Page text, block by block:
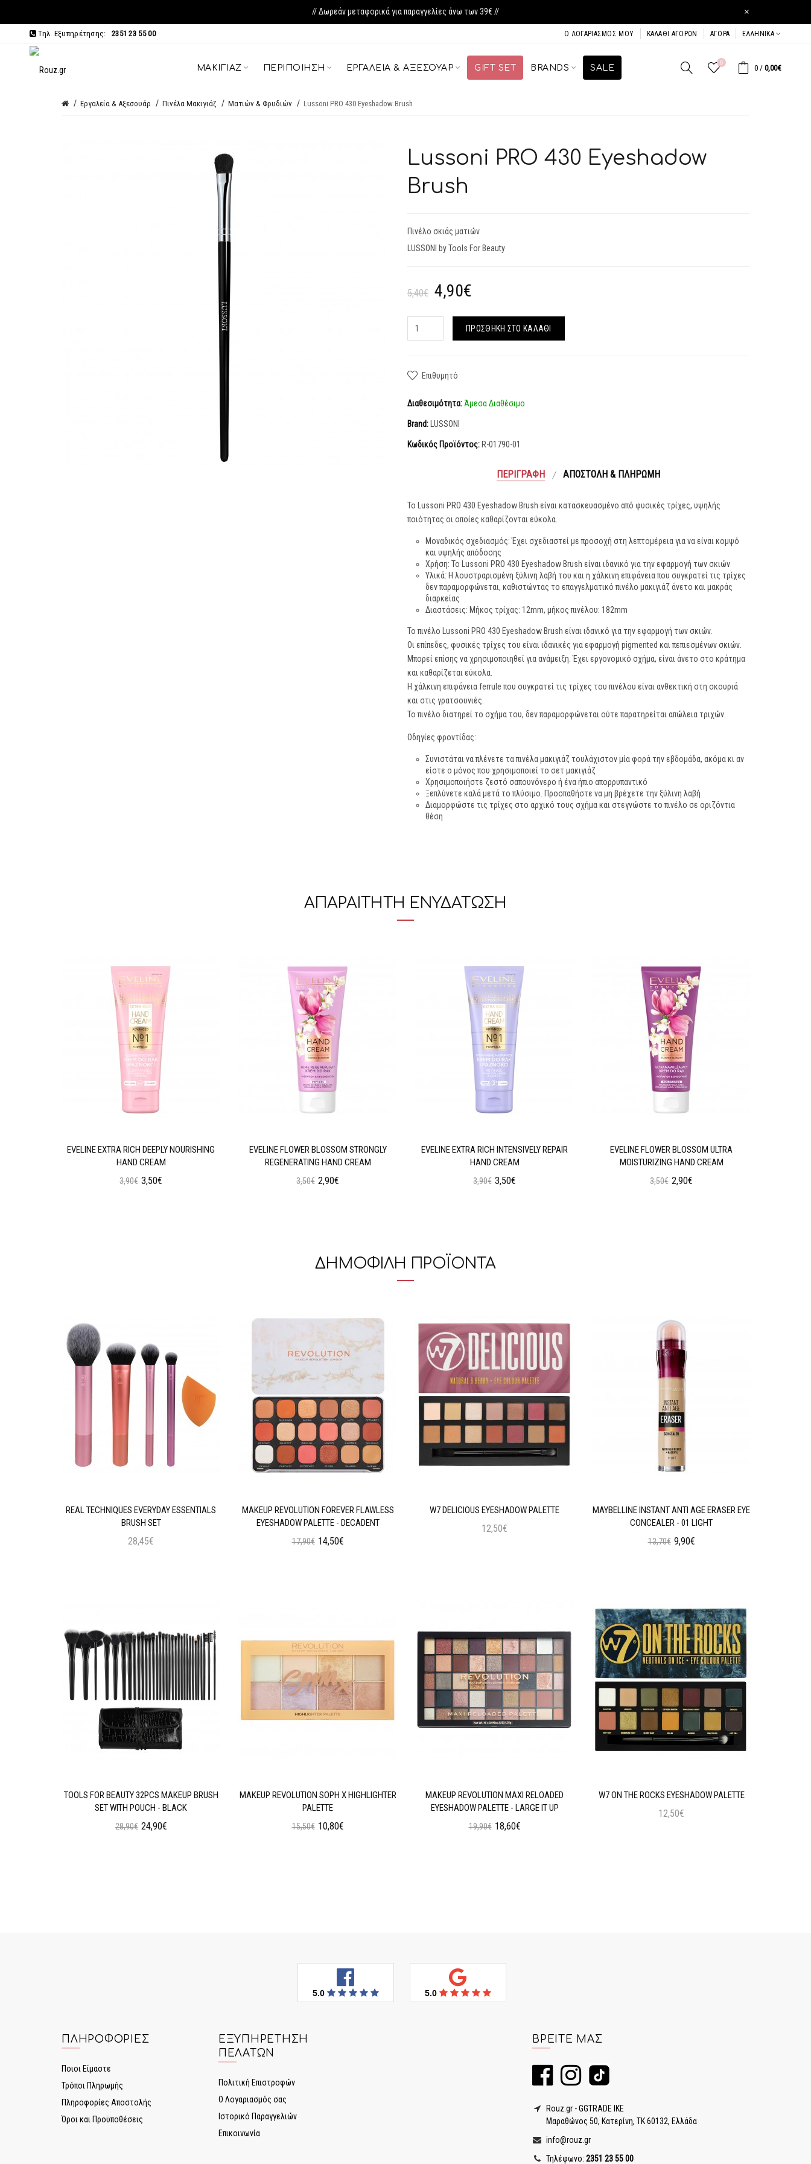
// Δωρεάν μεταφορικά για παραγγελίες άνω των 39€ // ×
Τηλ. Εξυπηρέτησης: 2351 23 55 00 Ο ΛΟΓΑΡΙΑΣΜΌΣ ΜΟΥ ΚΑΛΆΘΙ ΑΓΟΡΏΝ ΑΓΟΡΆ ΕΛΛΗΝΙΚΆ
ΜΑΚΙΓΙΆΖ ΠΕΡΙΠΟΊΗΣΗ ΕΡΓΑΛΕΊΑ & ΑΞΕΣΟΥΆΡ GIFT SET BRANDS SALE
0
0 / 0,00€
Εργαλεία & Αξεσουάρ Πινέλα Μακιγιάζ Ματιών & Φρυδιών Lussoni PRO 430 Eyeshadow Brush
Lussoni PRO 430 Eyeshadow
Brush
Πινέλο σκιάς ματιών
LUSSONI by Tools For Beauty
5,40€ 4,90€
ΠΡΟΣΘΉΚΗ ΣΤΟ ΚΑΛΆΘΙ
Επιθυμητό
Διαθεσιμότητα: Άμεσα Διαθέσιμο
Brand: LUSSONI
Κωδικός Προϊόντος: R-01790-01
ΠΕΡΙΓΡΑΦΉ ΑΠΟΣΤΟΛΉ & ΠΛΗΡΩΜΉ
Το Lussoni PRO 430 Eyeshadow Brush είναι κατασκευασμένο από φυσικές τρίχες, υψηλής
ποιότητας οι οποίες καθαρίζονται εύκολα.
Μοναδικός σχεδιασμός: Έχει σχεδιαστεί με προσοχή στη λεπτομέρεια για να είναι κομψό
και υψηλής απόδοσης
Χρήση: Το Lussoni PRO 430 Eyeshadow Brush είναι ιδανικό για την εφαρμογή των σκιών
Υλικά: Η λουστραρισμένη ξύλινη λαβή του και η χάλκινη επιφάνεια που συγκρατεί τις τρίχες
δεν παραμορφώνεται, καθιστώντας το επαγγελματικό πινέλο μακιγιάζ άνετο και μακράς
διαρκείας
Διαστάσεις: Μήκος τρίχας: 12mm, μήκος πινέλου: 182mm
Το πινέλο Lussoni PRO 430 Eyeshadow Brush είναι ιδανικό για την εφαρμογή των σκιών.
Οι επίπεδες, φυσικές τρίχες του είναι ιδανικές για εφαρμογή pigmented και πεπιεσμένων σκιών.
Μπορεί επίσης να χρησιμοποιηθεί για ανάμειξη. Έχει εργονομικό σχήμα, είναι άνετο στο κράτημα
και καθαρίζεται εύκολα.
Η χάλκινη επιφάνεια ferrule που συγκρατεί τις τρίχες του πινέλου είναι ανθεκτική στη σκουριά
και στις γρατσουνιές.
Το πινέλο διατηρεί το σχήμα του, δεν παραμορφώνεται ούτε παρατηρείται απώλεια τριχών.
Οδηγίες φροντίδας:
Συνιστάται να πλένετε τα πινέλα μακιγιάζ τουλάχιστον μία φορά την εβδομάδα, ακόμα κι αν
είστε ο μόνος που χρησιμοποιεί το σετ μακιγιάζ
Χρησιμοποιήστε ζεστό σαπουνόνερο ή ένα ήπιο απορρυπαντικό
Ξεπλύνετε καλά μετά το πλύσιμο. Προσπαθήστε να μη βρέχετε την ξύλινη λαβή
Διαμορφώστε τις τρίχες στο αρχικό τους σχήμα και στεγνώστε το πινέλο σε οριζόντια
θέση
ΑΠΑΡΑΙΤΗΤΗ ΕΝΥΔΑΤΩΣΗ
EVELINE EXTRA RICH DEEPLY NOURISHING
HAND CREAM
3,90€ 3,50€
EVELINE FLOWER BLOSSOM STRONGLY
REGENERATING HAND CREAM
3,50€ 2,90€
EVELINE EXTRA RICH INTENSIVELY REPAIR
HAND CREAM
3,90€ 3,50€
EVELINE FLOWER BLOSSOM ULTRA
MOISTURIZING HAND CREAM
3,50€ 2,90€
ΔΗΜΟΦΙΛΗ ΠΡΟΪΟΝΤΑ
REAL TECHNIQUES EVERYDAY ESSENTIALS
BRUSH SET
28,45€
TOOLS FOR BEAUTY 32PCS MAKEUP BRUSH
SET WITH POUCH - BLACK
28,90€ 24,90€
MAKEUP REVOLUTION FOREVER FLAWLESS
EYESHADOW PALETTE - DECADENT
17,90€ 14,50€
MAKEUP REVOLUTION SOPH X HIGHLIGHTER
PALETTE
15,50€ 10,80€
W7 DELICIOUS EYESHADOW PALETTE
12,50€
MAKEUP REVOLUTION MAXI RELOADED
EYESHADOW PALETTE - LARGE IT UP
19,90€ 18,60€
MAYBELLINE INSTANT ANTI AGE ERASER EYE
CONCEALER - 01 LIGHT
13,70€ 9,90€
W7 ON THE ROCKS EYESHADOW PALETTE
12,50€
5.0 5.0
ΠΛΗΡΟΦΟΡΊΕΣ
Ποιοι Είμαστε
Τρόποι Πληρωμής
Πληροφορίες Αποστολής
Όροι και Προϋποθέσεις
ΕΞΥΠΗΡΈΤΗΣΗ
ΠΕΛΑΤΏΝ
Πολιτική Επιστροφών
Ο Λογαριασμός σας
Ιστορικό Παραγγελιών
Επικοινωνία
ΒΡΕΊΤΕ ΜΑΣ
Rouz.gr - GGTRADE IKE
Μαραθώνος 50, Κατερίνη, ΤΚ 60132, Ελλάδα
info@rouz.gr
Τηλέφωνο: 2351 23 55 00